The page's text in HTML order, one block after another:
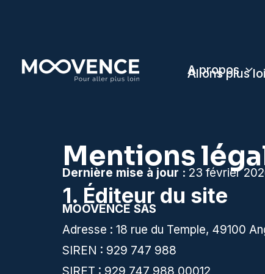
A propos
Allons plus
Mentions
Dernière mise à jour : 23 février
1. Éditeur du site
MOOVENCE SAS
Adresse : 18 rue du Temple, 49100
SIREN : 929 747 988